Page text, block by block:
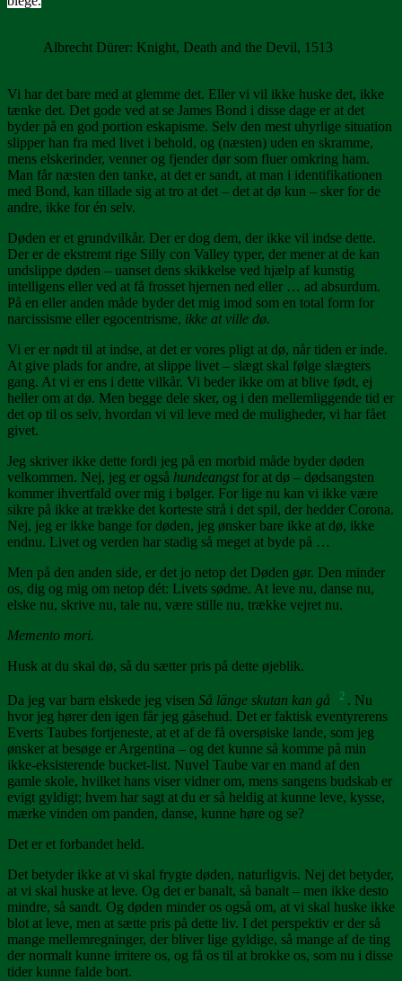
Albrecht Dürer: Knight, Death and the Devil, 1513
Vi har det bare med at glemme det. Eller vi vil ikke huske det, ikke
tænke det. Det gode ved at se James Bond i disse dage er at det
byder på en god portion eskapisme. Selv den mest uhyrlige situation
slipper han fra med livet i behold, og (næsten) uden en skramme,
mens elskerinder, venner og fjender dør som fluer omkring ham.
Man får næsten den tanke, at det er sandt, at man i identifikationen
med Bond, kan tillade sig at tro at det – det at dø kun – sker for de
andre, ikke for én selv.
Døden er et grundvilkår. Der er dog dem, der ikke vil indse dette.
Der er de ekstremt rige Silly con Valley typer, der mener at de kan
undslippe døden – uanset dens skikkelse ved hjælp af kunstig
intelligens eller ved at få frosset hjernen ned eller … ad absurdum.
På en eller anden måde byder det mig imod som en total form for
narcissisme eller egocentrisme, ikke at ville dø.
Vi er er nødt til at indse, at det er vores pligt at dø, når tiden er inde.
At give plads for andre, at slippe livet – slægt skal følge slægters
gang. At vi er ens i dette vilkår. Vi beder ikke om at blive født, ej
heller om at dø. Men begge dele sker, og i den mellemliggende tid er
det op til os selv, hvordan vi vil leve med de muligheder, vi har fået
givet.
Jeg skriver ikke dette fordi jeg på en morbid måde byder døden
velkommen. Nej, jeg er også hundeangst for at dø – dødsangsten
kommer ihvertfald over mig i bølger. For lige nu kan vi ikke være
sikre på ikke at trække det korteste strå i det spil, der hedder Corona.
Nej, jeg er ikke bange for døden, jeg ønsker bare ikke at dø, ikke
endnu. Livet og verden har stadig så meget at byde på …
Men på den anden side, er det jo netop det Døden gør. Den minder
os, dig og mig om netop dét: Livets sødme. At leve nu, danse nu,
elske nu, skrive nu, tale nu, være stille nu, trække vejret nu.
Memento mori.
Husk at du skal dø, så du sætter pris på dette øjeblik.
Da jeg var barn elskede jeg visen Så länge skutan kan gå 2 . Nu
hvor jeg hører den igen får jeg gåsehud. Det er faktisk eventyrerens
Everts Taubes fortjeneste, at et af de få oversøiske lande, som jeg
ønsker at besøge er Argentina – og det kunne så komme på min
ikke-eksisterende bucket-list. Nuvel Taube var en mand af den
gamle skole, hvilket hans viser vidner om, mens sangens budskab er
evigt gyldigt; hvem har sagt at du er så heldig at kunne leve, kysse,
mærke vinden om panden, danse, kunne høre og se?
Det er et forbandet held.
Det betyder ikke at vi skal frygte døden, naturligvis. Nej det betyder,
at vi skal huske at leve. Og det er banalt, så banalt – men ikke desto
mindre, så sandt. Og døden minder os også om, at vi skal huske ikke
blot at leve, men at sætte pris på dette liv. I det perspektiv er der så
mange mellemregninger, der bliver lige gyldige, så mange af de ting
der normalt kunne irritere os, og få os til at brokke os, som nu i disse
tider kunne falde bort.